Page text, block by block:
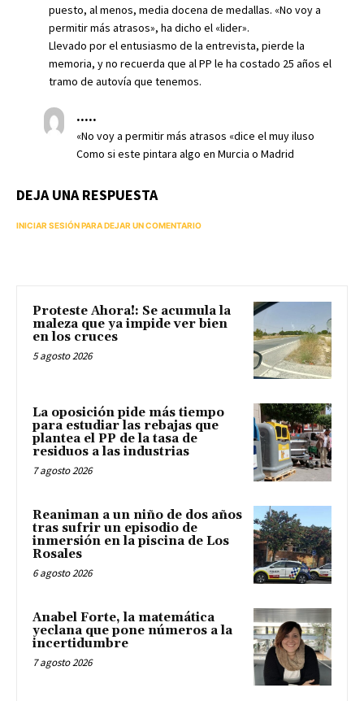
puesto, al menos, media docena de medallas. «No voy a
permitir más atrasos», ha dicho el «lider».
Llevado por el entusiasmo de la entrevista, pierde la
memoria, y no recuerda que al PP le ha costado 25 años el
tramo de autovía que tenemos.
.....
«No voy a permitir más atrasos «dice el muy iluso
Como si este pintara algo en Murcia o Madrid
DEJA UNA RESPUESTA
INICIAR SESIÓN PARA DEJAR UN COMENTARIO
Proteste Ahora!: Se acumula la
maleza que ya impide ver bien
en los cruces
5 agosto 2026
La oposición pide más tiempo
para estudiar las rebajas que
plantea el PP de la tasa de
residuos a las industrias
7 agosto 2026
Reaniman a un niño de dos años
tras sufrir un episodio de
inmersión en la piscina de Los
Rosales
6 agosto 2026
Anabel Forte, la matemática
yeclana que pone números a la
incertidumbre
7 agosto 2026